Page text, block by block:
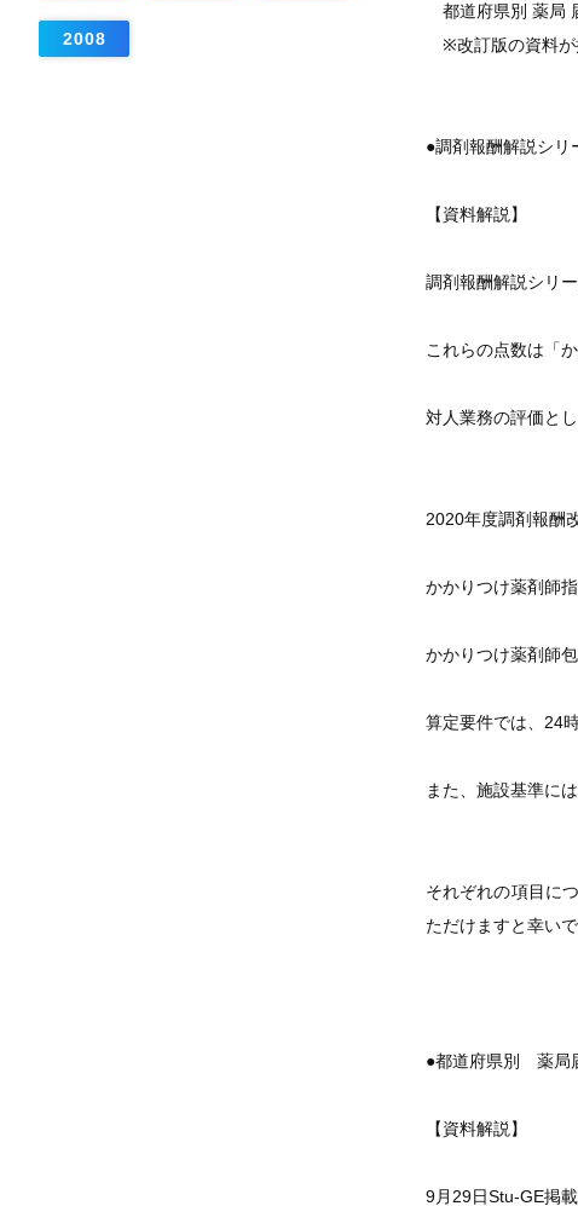
都道府県別 薬局
※改訂版の資料が
●調剤報酬解説シ
【資料解説】
調剤報酬解説シリ
これらの点数は「
対人業務の評価と
2020年度調剤報酬
かかりつけ薬剤師
かかりつけ薬剤師
算定要件では、24
また、施設基準に
それぞれの項目に
ただけますと幸いで
●都道府県別 薬局
【資料解説】
9月29日Stu-GE掲
2008